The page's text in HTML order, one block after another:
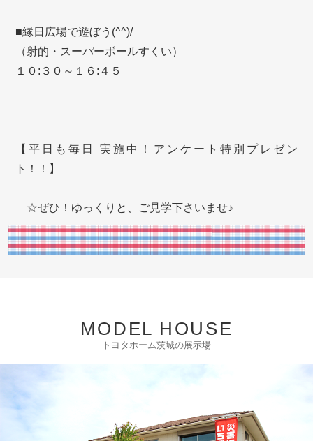
■縁日広場で遊ぼう(^^)/
（射的・スーパーボールすくい）
１０:３０～１６:４５
【平日も毎日 実施中！アンケート特別プレゼン
ト！！】
☆ぜひ！ゆっくりと、ご見学下さいませ♪
MODEL HOUSE
トヨタホーム茨城の展示場